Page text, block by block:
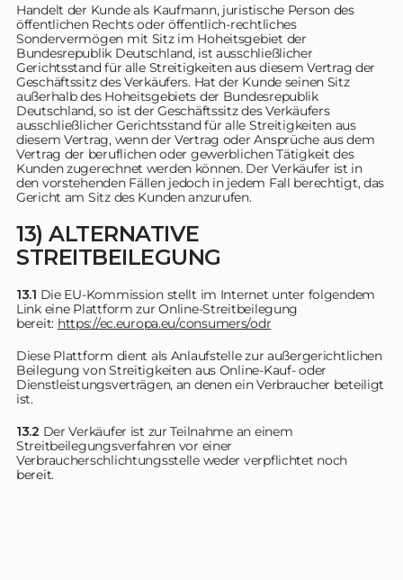
Handelt der Kunde als Kaufmann, juristische Person des
öffentlichen Rechts oder öffentlich-rechtliches
Sondervermögen mit Sitz im Hoheitsgebiet der
Bundesrepublik Deutschland, ist ausschließlicher
Gerichtsstand für alle Streitigkeiten aus diesem Vertrag der
Geschäftssitz des Verkäufers. Hat der Kunde seinen Sitz
außerhalb des Hoheitsgebiets der Bundesrepublik
Deutschland, so ist der Geschäftssitz des Verkäufers
ausschließlicher Gerichtsstand für alle Streitigkeiten aus
diesem Vertrag, wenn der Vertrag oder Ansprüche aus dem
Vertrag der beruflichen oder gewerblichen Tätigkeit des
Kunden zugerechnet werden können. Der Verkäufer ist in
den vorstehenden Fällen jedoch in jedem Fall berechtigt, das
Gericht am Sitz des Kunden anzurufen.
13) ALTERNATIVE
STREITBEILEGUNG
13.1 Die EU-Kommission stellt im Internet unter folgendem
Link eine Plattform zur Online-Streitbeilegung
bereit: https://ec.europa.eu/consumers/odr
Diese Plattform dient als Anlaufstelle zur außergerichtlichen
Beilegung von Streitigkeiten aus Online-Kauf- oder
Dienstleistungsverträgen, an denen ein Verbraucher beteiligt
ist.
13.2 Der Verkäufer ist zur Teilnahme an einem
Streitbeilegungsverfahren vor einer
Verbraucherschlichtungsstelle weder verpflichtet noch
bereit.